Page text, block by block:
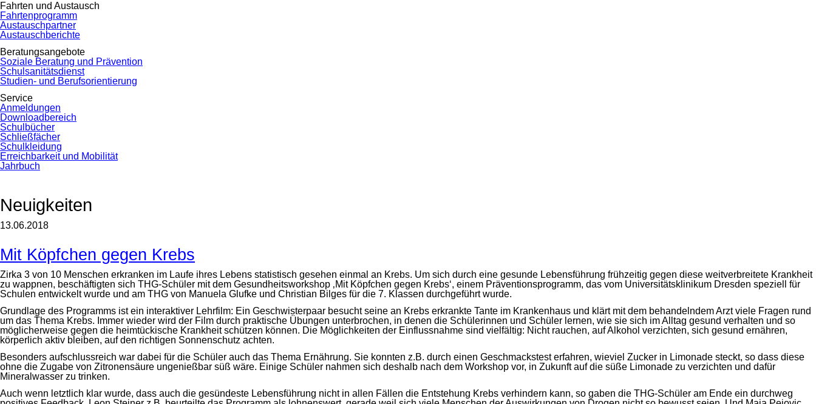
Fahrten und Austausch
Fahrtenprogramm
Austauschpartner
Austauschberichte
Beratungsangebote
Soziale Beratung und Prävention
Schulsanitätsdienst
Studien- und Berufsorientierung
Service
Anmeldungen
Downloadbereich
Schulbücher
Schließfächer
Schulkleidung
Erreichbarkeit und Mobilität
Jahrbuch
Neuigkeiten
13.06.2018
Mit Köpfchen gegen Krebs
Zirka 3 von 10 Menschen erkranken im Laufe ihres Lebens statistisch gesehen einmal an Krebs. Um sich durch eine gesunde Lebensführung frühzeitig gegen diese weitverbreitete Krankheit
zu wappnen, beschäftigten sich THG-Schüler mit dem Gesundheitsworkshop ‚Mit Köpfchen gegen Krebs‘, einem Präventionsprogramm, das vom Universitätsklinikum Dresden speziell für
Schulen entwickelt wurde und am THG von Manuela Glufke und Christian Bilges für die 7. Klassen durchgeführt wurde.
Grundlage des Programms ist ein interaktiver Lehrfilm: Ein Geschwisterpaar besucht seine an Krebs erkrankte Tante im Krankenhaus und klärt mit dem behandelndem Arzt viele Fragen rund
um das Thema Krebs. Immer wieder wird der Film durch praktische Übungen unterbrochen, in denen die Schülerinnen und Schüler lernen, wie sie sich im Alltag gesund verhalten und so
möglicherweise gegen die heimtückische Krankheit schützen können. Die Möglichkeiten der Einflussnahme sind vielfältig: Nicht rauchen, auf Alkohol verzichten, sich gesund ernähren,
körperlich aktiv bleiben, auf den richtigen Sonnenschutz achten.
Besonders aufschlussreich war dabei für die Schüler auch das Thema Ernährung. Sie konnten z.B. durch einen Geschmackstest erfahren, wieviel Zucker in Limonade steckt, so dass diese
ohne die Zugabe von Zitronensäure ungenießbar süß wäre. Einige Schüler nahmen sich deshalb nach dem Workshop vor, in Zukunft auf die süße Limonade zu verzichten und dafür
Mineralwasser zu trinken.
Auch wenn letztlich klar wurde, dass auch die gesündeste Lebensführung nicht in allen Fällen die Entstehung Krebs verhindern kann, so gaben die THG-Schüler am Ende ein durchweg